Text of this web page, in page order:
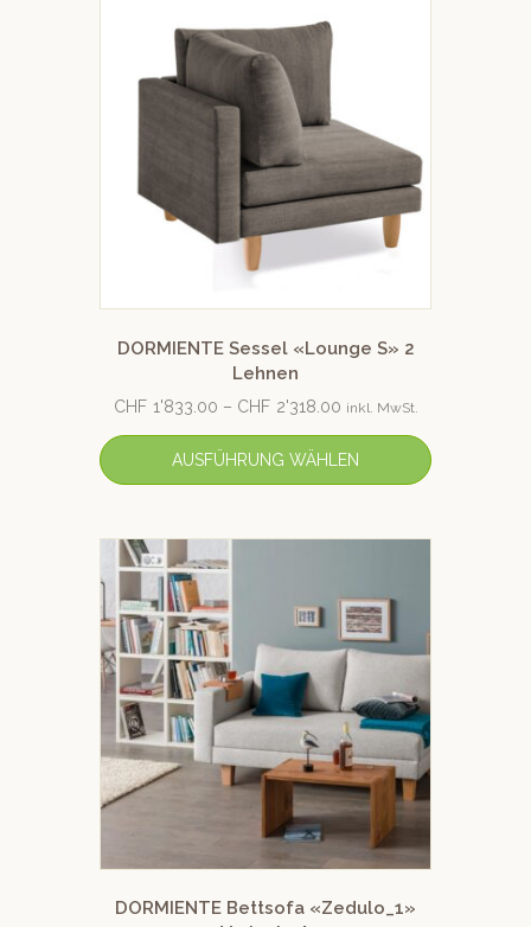
DORMIENTE Sessel «Lounge S» 2
Lehnen
CHF 1'833.00 – CHF 2'318.00 inkl. MwSt.
AUSFÜHRUNG WÄHLEN
DORMIENTE Bettsofa «Zedulo_1»